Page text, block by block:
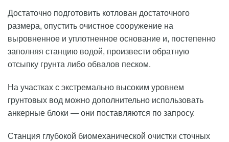
Достаточно подготовить котлован достаточного
размера, опустить очистное сооружение на
выровненное и уплотненное основание и, постепенно
заполняя станцию водой, произвести обратную
отсыпку грунта либо обвалов песком.
На участках с экстремально высоким уровнем
грунтовых вод можно дополнительно использовать
анкерные блоки — они поставляются по запросу.
Станция глубокой биомеханической очистки сточных